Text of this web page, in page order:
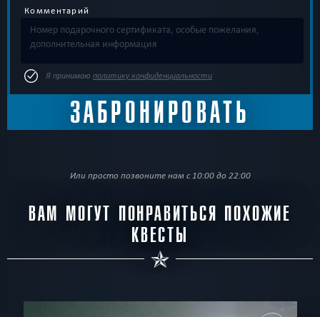
Комментарий
Я принимаю политику конфиденциальности
Или просто позвоните нам с 10:00 до 22:00
ВАМ МОГУТ ПОНРАВИТЬСЯ ПОХОЖИЕ
КВЕСТЫ